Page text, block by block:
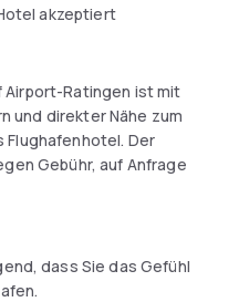
akzeptiert
Ratingen ist mit
und direkter Nähe zum
Flughafenhotel. Der
Gebühr, auf Anfrage
Am Abend bekommen Sie
An der Hotelbar
dass Sie das Gefühl